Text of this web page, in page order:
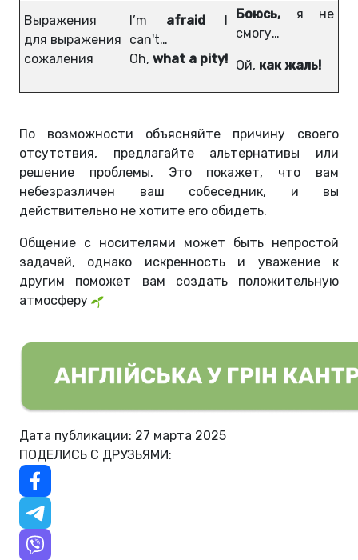
Выражения
для выражения
сожаления
I’m afraid
can't…
Oh, what a pity!
Боюсь, я не
смогу…
Ой, как жаль!
По возможности объясняйте причину своего
отсутствия, предлагайте альтернативы или
решение проблемы. Это покажет, что вам
небезразличен ваш собеседник, и вы
действительно не хотите его обидеть.
Общение с носителями может быть непростой
задачей, однако искренность и уважение к
другим поможет вам создать положительную
атмосферу
Дата публикации: 27 марта 2025
ПОДЕЛИСЬ С ДРУЗЬЯМИ: